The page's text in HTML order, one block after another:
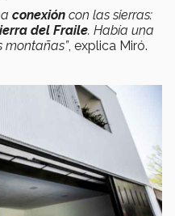
conexión con las sierras:
del Fraile. Había una
montañas”, explica Miró.